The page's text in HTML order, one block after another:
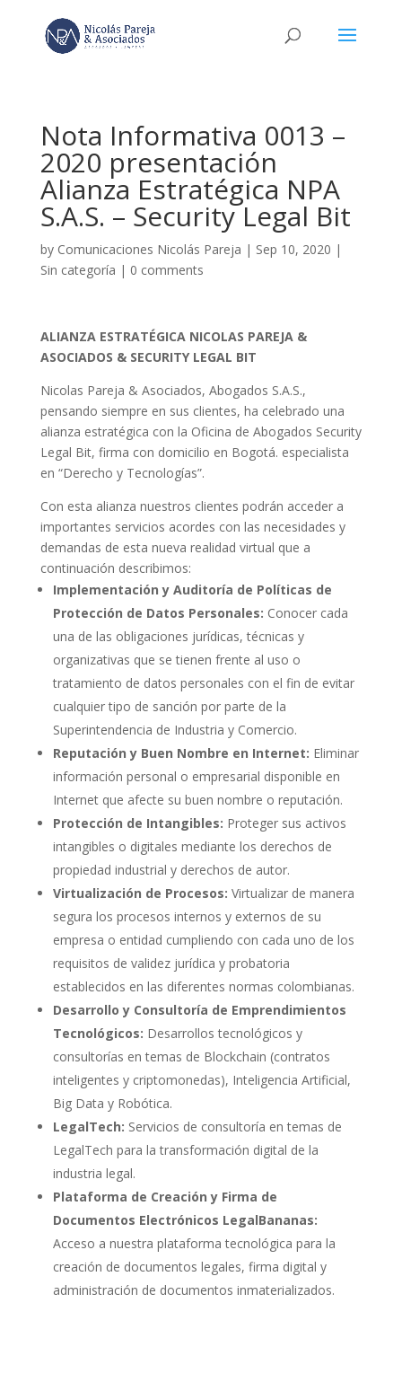
Nota Informativa 0013 –
2020 presentación
Alianza Estratégica NPA
S.A.S. – Security Legal Bit
by Comunicaciones Nicolás Pareja | Sep 10, 2020 |
Sin categoría | 0 comments
ALIANZA ESTRATÉGICA NICOLAS PAREJA &
ASOCIADOS & SECURITY LEGAL BIT
Nicolas Pareja & Asociados, Abogados S.A.S.,
pensando siempre en sus clientes, ha celebrado una
alianza estratégica con la Oficina de Abogados Security
Legal Bit, firma con domicilio en Bogotá. especialista
en “Derecho y Tecnologías”.
Con esta alianza nuestros clientes podrán acceder a
importantes servicios acordes con las necesidades y
demandas de esta nueva realidad virtual que a
continuación describimos:
Implementación y Auditoría de Políticas de
Protección de Datos Personales: Conocer cada
una de las obligaciones jurídicas, técnicas y
organizativas que se tienen frente al uso o
tratamiento de datos personales con el fin de evitar
cualquier tipo de sanción por parte de la
Superintendencia de Industria y Comercio.
Reputación y Buen Nombre en Internet: Eliminar
información personal o empresarial disponible en
Internet que afecte su buen nombre o reputación.
Protección de Intangibles: Proteger sus activos
intangibles o digitales mediante los derechos de
propiedad industrial y derechos de autor.
Virtualización de Procesos: Virtualizar de manera
segura los procesos internos y externos de su
empresa o entidad cumpliendo con cada uno de los
requisitos de validez jurídica y probatoria
establecidos en las diferentes normas colombianas.
Desarrollo y Consultoría de Emprendimientos
Tecnológicos: Desarrollos tecnológicos y
consultorías en temas de Blockchain (contratos
inteligentes y criptomonedas), Inteligencia Artificial,
Big Data y Robótica.
LegalTech: Servicios de consultoría en temas de
LegalTech para la transformación digital de la
industria legal.
Plataforma de Creación y Firma de
Documentos Electrónicos LegalBananas:
Acceso a nuestra plataforma tecnológica para la
creación de documentos legales, firma digital y
administración de documentos inmaterializados.